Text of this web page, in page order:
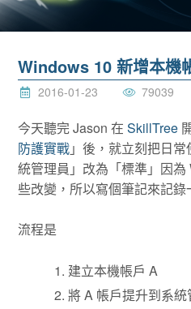
Windows 10 新增本機
2016-01-23 79039
今天聽完 Jason 在SkillTree
防護實戰」後，就立刻把日
統管理員」改為「標準」因
些改變，所以寫個筆記來記錄
流程是
建立本機帳戶 A
將 A 帳戶提升到系統